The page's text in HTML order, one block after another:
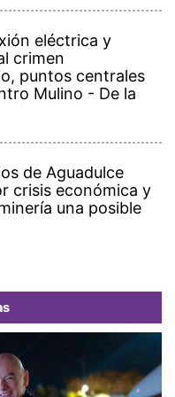
eléctrica y
crimen
puntos centrales
Mulino - De la
de Aguadulce
crisis económica y
una posible